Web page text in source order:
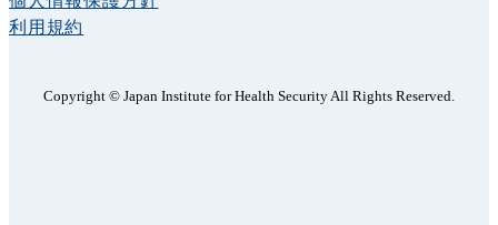
利用規約
Copyright © Japan Institute for Health Security All Rights Reserved.